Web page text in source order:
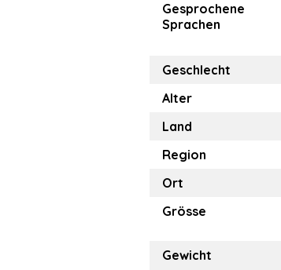
Gesprochene
Sprachen
Geschlecht
Alter
Land
Region
Ort
Grösse
Gewicht